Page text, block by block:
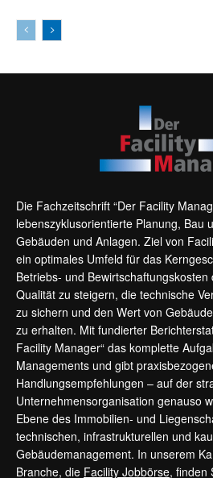
Die Fachzeitschrift “Der Facility
lebenszyklusorientierte Planung, Bau
Gebäuden und Anlagen. Ziel von
ein optimales Umfeld für das
Betriebs- und
Qualität zu steigern, die technische
zu sichern und den Wert von
zu erhalten. Mit fundierter
Facility Manager“ das komplette
Managements und gibt
Handlungsempfehlungen – auf der
Unternehmensorganisation genauso
Ebene des Immobilien- und
technischen, infrastrukturellen und
Gebäudemanagement. In unserem
Branche, die Facility Jobbörse, finden